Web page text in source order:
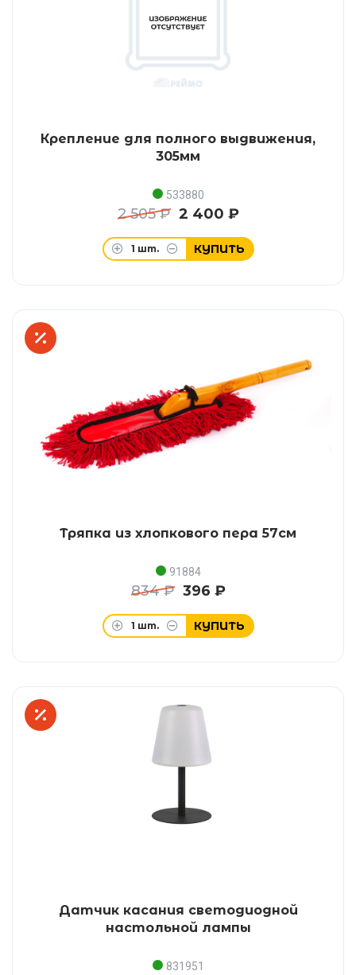
Крепление для полного выдвижения,
305мм
533880
2 505 ₽ 2 400 ₽
1 шт. КУПИТЬ
Тряпка из хлопкового пера 57см
91884
834 ₽ 396 ₽
1 шт. КУПИТЬ
Датчик касания светодиодной
настольной лампы
831951